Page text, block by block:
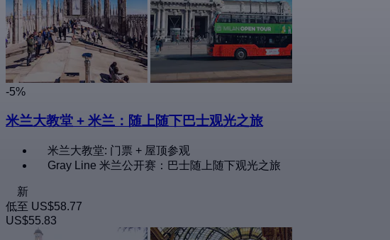
-5%
米兰大教堂 + 米兰：随上随下巴士观光之旅
米兰大教堂: 门票 + 屋顶参观
Gray Line 米兰公开赛：巴士随上随下观光之旅
新
低至 US$58.77
US$55.83